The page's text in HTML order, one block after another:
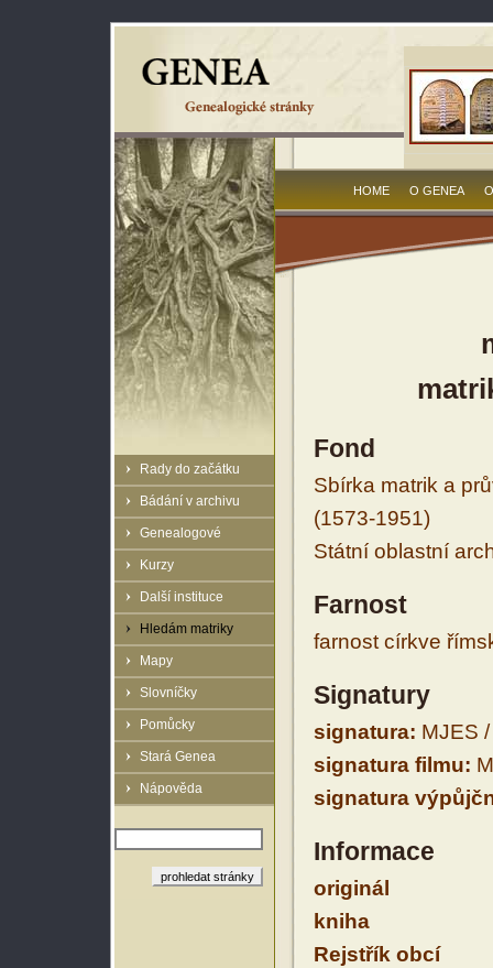
Rady do začátku
Bádání v archivu
Genealogové
Kurzy
Další instituce
Hledám matriky
Mapy
Slovníčky
Pomůcky
Stará Genea
Nápověda
HOME O GENEA
Fond
Sbírka matrik a
(1573-1951)
Státní oblastní
Farnost
farnost církve
Signatury
signatura: MJES
signatura filmu:
signatura
Informace
originál
kniha
Rejstřík obcí